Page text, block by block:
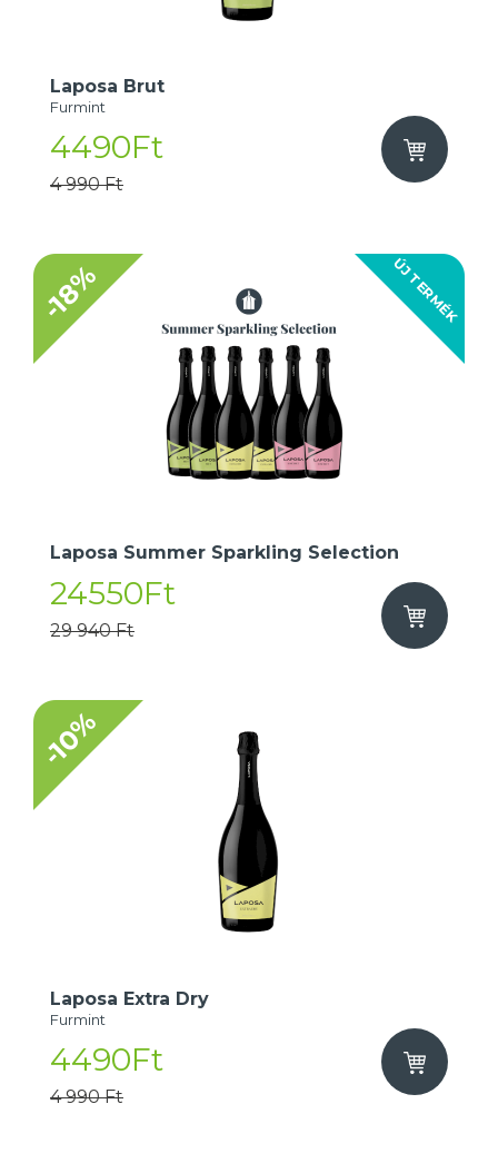
Laposa Brut
Furmint
4490Ft
4 990 Ft
ÚJ TERMÉK
-18%
Laposa Summer Sparkling Selection
24550Ft
29 940 Ft
-10%
Laposa Extra Dry
Furmint
4490Ft
4 990 Ft